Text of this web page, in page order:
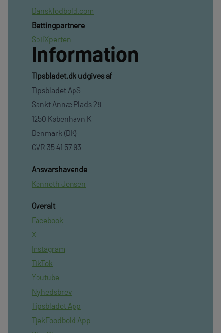
Danskfodbold.com
Bettingpartnere
SpilXperten
Information
TIpsbladet.dk udgives af
Tipsbladet ApS
Sankt Annæ Plads 28
1250 København K
Denmark (DK)
CVR 35 41 57 93
Ansvarshavende
Kenneth Jensen
Overalt
Facebook
X
Instagram
TikTok
Youtube
Nyhedsbrev
Tipsbladet App
TjekFoodbold App